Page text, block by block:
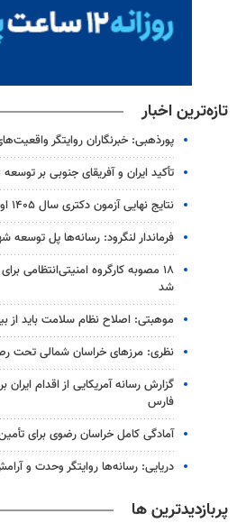
تازه‌ترین اخبار
پورذهبی: خبرنگاران روایتگر
تأکید ایران و آفریقای جنوبی بر
نتایج نهایی آزمون دکتری سال ۱۴۰۵ اواخر مرداد اعلام می شود
فرماندار لنگرود: رسانه‌ها پل توسعه
۱۸ مصوبه کارگروه امنیتی‌انتظامی
شد
موهبتی: اصلاح نظام سلامت باید از
نظری: مرزهای خراسان شمالی تحت
گزارش رسانه آمریکایی از اقدام ایران
فارس
آمادگی کامل خراسان رضوی برای
دریایی: رسانه‌ها روایتگر وحدت و
پربازدیدترین ها